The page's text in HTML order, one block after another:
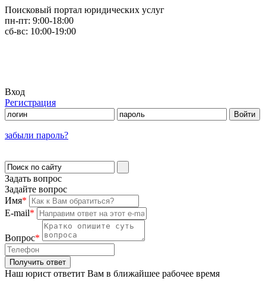
Поисковый портал юридических услуг
пн-пт: 9:00-18:00
сб-вс: 10:00-19:00
Вход
Регистрация
забыли пароль?
Задать вопрос
Задайте вопрос
Имя*
E-mail*
Вопрос*
Наш юрист ответит Вам в ближайшее рабочее время